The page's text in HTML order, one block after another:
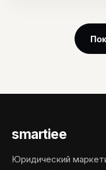
smartiee
Юридический